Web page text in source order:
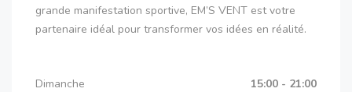
grande manifestation sportive, EM’S VENT est votre
partenaire idéal pour transformer vos idées en réalité.
Dimanche
15:00 - 21:00